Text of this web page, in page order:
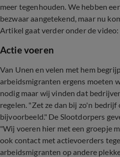
meer tegenhouden. We hebben
bezwaar aangetekend, maar nu
Artikel gaat verder onder de video:
Actie voeren
Van Unen en velen met hem
arbeidsmigranten ergens moeten
nodig maar wij vinden dat
regelen. "Zet ze dan bij zo'n
bijvoorbeeld." De Slootdorpers
"Wij voeren hier met een groepje
ook contact met actievoerders
arbeidsmigranten op andere